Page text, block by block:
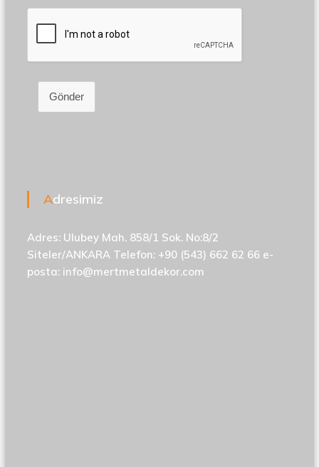
Gönder
Adresimiz
Adres: Ulubey Mah. 858/1 Sok. No:8/2
Siteler/ANKARA Telefon: +90 (543) 662 62 66 e-
posta: info@mertmetaldekor.com